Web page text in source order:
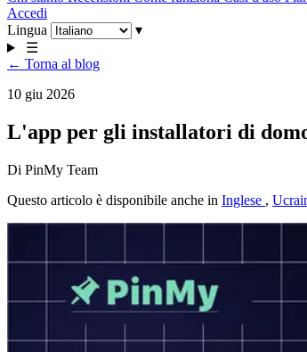
Accedi
Lingua
▾
☰
← Torna al blog
10 giu 2026
L'app per gli installatori di
Di PinMy Team
Questo articolo è disponibile anche in Inglese ,